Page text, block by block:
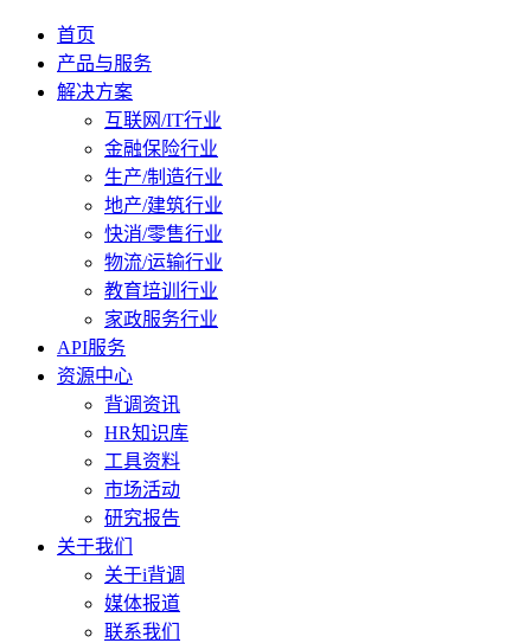
首页
产品与服务
解决方案
互联网/IT行业
金融保险行业
生产/制造行业
地产/建筑行业
快消/零售行业
物流/运输行业
教育培训行业
家政服务行业
API服务
资源中心
背调资讯
HR知识库
工具资料
市场活动
研究报告
关于我们
关于i背调
媒体报道
联系我们